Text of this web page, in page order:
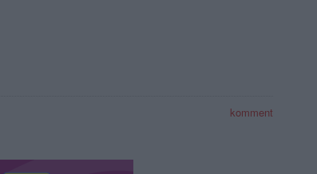
komment